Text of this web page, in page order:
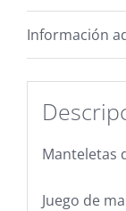
Información
Manteletas
Juego de